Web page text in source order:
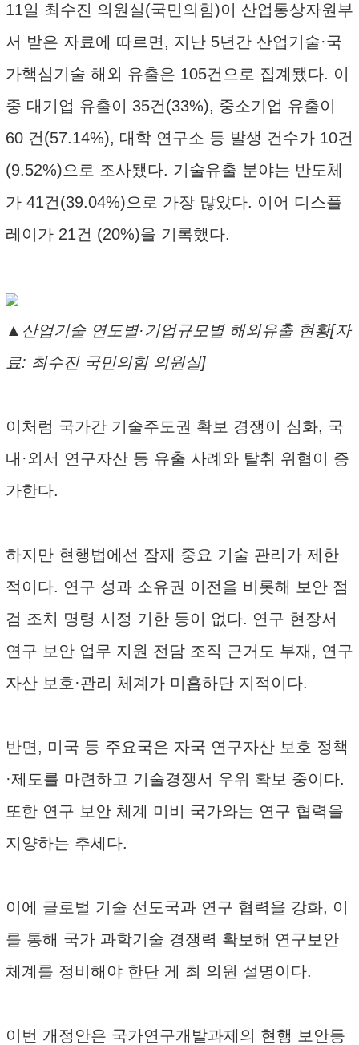
11일 최수진 의원실(국민의힘)이 산업통상자원부
서 받은 자료에 따르면, 지난 5년간 산업기술·국
가핵심기술 해외 유출은 105건으로 집계됐다. 이
중 대기업 유출이 35건(33%), 중소기업 유출이
60 건(57.14%), 대학 연구소 등 발생 건수가 10건
(9.52%)으로 조사됐다. 기술유출 분야는 반도체
가 41건(39.04%)으로 가장 많았다. 이어 디스플
레이가 21건 (20%)을 기록했다.
▲산업기술 연도별·기업규모별 해외유출 현황[자
료: 최수진 국민의힘 의원실]
이처럼 국가간 기술주도권 확보 경쟁이 심화, 국
내·외서 연구자산 등 유출 사례와 탈취 위협이 증
가한다.
하지만 현행법에선 잠재 중요 기술 관리가 제한
적이다. 연구 성과 소유권 이전을 비롯해 보안 점
검 조치 명령 시정 기한 등이 없다. 연구 현장서
연구 보안 업무 지원 전담 조직 근거도 부재, 연구
자산 보호·관리 체계가 미흡하단 지적이다.
반면, 미국 등 주요국은 자국 연구자산 보호 정책
·제도를 마련하고 기술경쟁서 우위 확보 중이다.
또한 연구 보안 체계 미비 국가와는 연구 협력을
지양하는 추세다.
이에 글로벌 기술 선도국과 연구 협력을 강화, 이
를 통해 국가 과학기술 경쟁력 확보해 연구보안
체계를 정비해야 한단 게 최 의원 설명이다.
이번 개정안은 국가연구개발과제의 현행 보안등